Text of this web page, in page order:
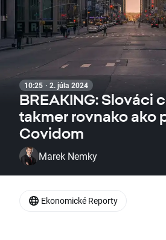
10:25 · 2. júla 2024
BREAKING: Slováci
takmer rovnako ako
Covidom
Marek Nemky
Ekonomické Reporty